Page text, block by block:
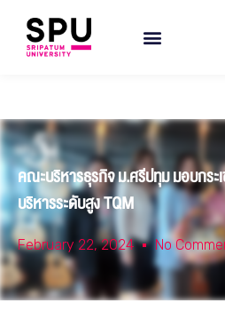
คณะบริหารธุรกิจ ม.ศรีปทุม มอบกระ
บริหารระดับสูง TQM
February 22, 2024 No